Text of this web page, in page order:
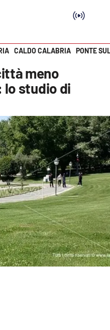
CALDO CALABRIA PONTE
meno
lo studio di